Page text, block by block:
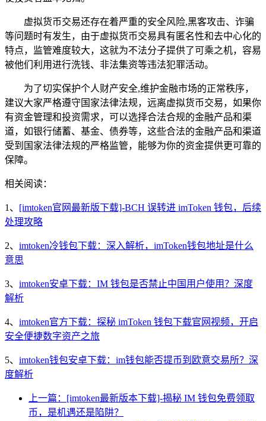
虚拟货币交易还存在着严重的安全风险,黑客攻击、诈骗
等问题时有发生，由于虚拟货币交易具有匿名性和去中心化的
特点，监管难度较大，这就为不法分子提供了可乘之机，容易
被他们利用进行洗钱、非法集资等违法犯罪活动。
为了切实保护个人财产安全,维护金融市场的正常秩序，
建议大家严格遵守国家法律法规，远离虚拟货币交易，如果你
有资金管理和投资需求，可以选择合法合规的金融产品和渠
道，如银行储蓄、基金、债券等，这些合法的金融产品和渠道
受到国家法律法规的严格监管，能够为你的资金提供更可靠的
保障。
相关阅读：
1、 [imtoken官网最新版下载]-BCH 误转进 imToken 钱包，后续
处理攻略
2、 imtoken冷钱包下载：深入解析，imToken钱包地址是什么
意思
3、 imtoken安卓下载：IM 钱包是否禁止中国用户使用？深度
解析
4、 imtoken官方下载：探秘 imToken 钱包下载官网视频，开启
安全便捷数字资产之旅
5、 imtoken钱包安卓下载：im钱包能否提币到欧意交易所？深
度解析
上一篇：[imtoken最新版本下载]-揭秘 IM 钱包免费领取
币，是机遇还是陷阱？